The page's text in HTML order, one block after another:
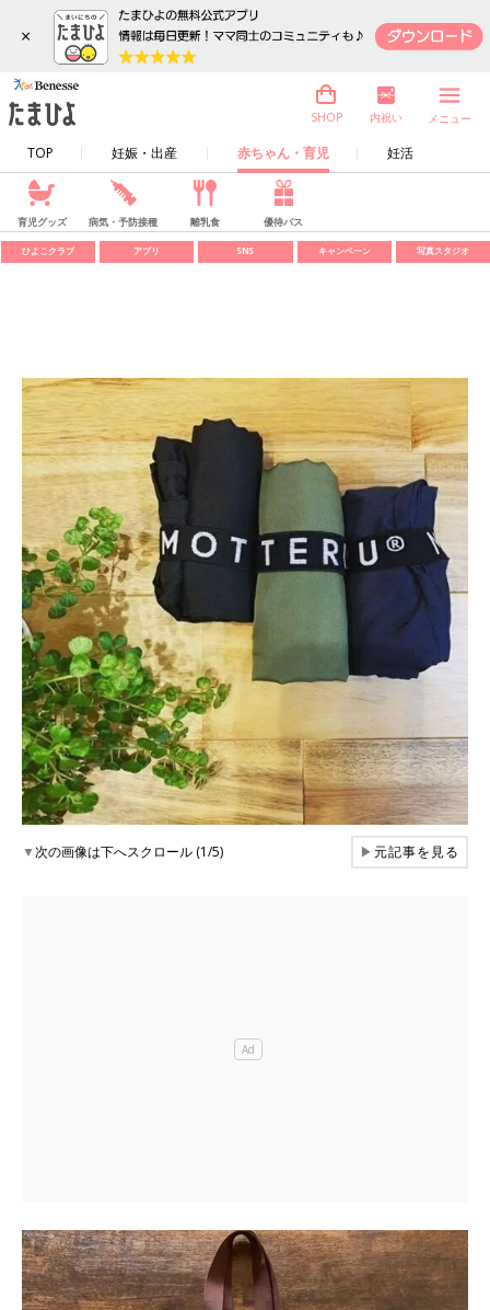
×
TOP 妊娠・出産 赤ちゃん・育児 妊活
SHOP 内祝い メニュー
育児グッズ 病気・予防接種 離乳食 優待パス
ひよこクラブ アプリ SNS キャンペーン 写真スタジオ
▼次の画像は下へスクロール (1/5) ▶元記事を見る